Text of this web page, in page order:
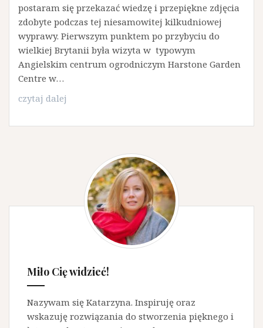
postaram się przekazać wiedzę i przepiękne zdjęcia
zdobyte podczas tej niesamowitej kilkudniowej
wyprawy. Pierwszym punktem po przybyciu do
wielkiej Brytanii była wizyta w typowym
Angielskim centrum ogrodniczym Harstone Garden
Centre w…
czytaj dalej
ogrodnicze
Miło Cię widzieć!
Nazywam się Katarzyna. Inspiruję oraz
wskazuję rozwiązania do stworzenia pięknego i